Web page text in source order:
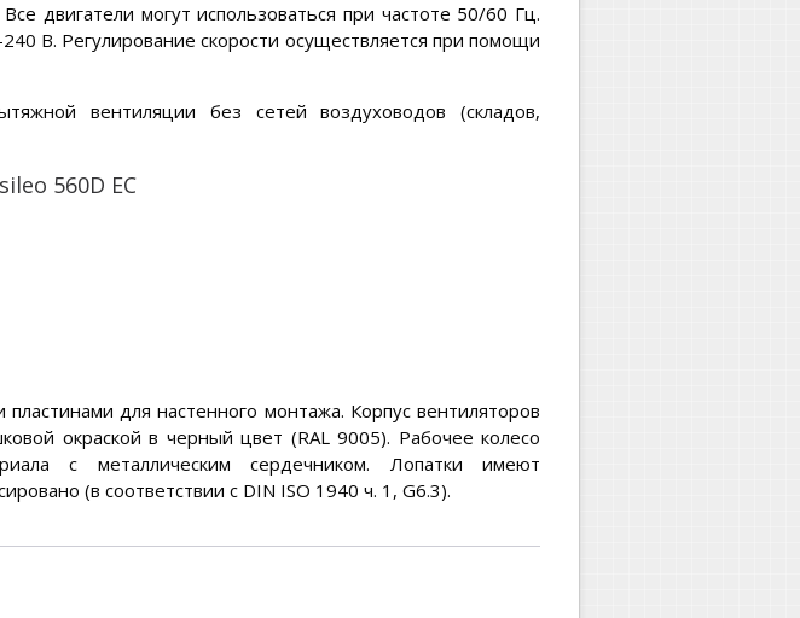
двигатели могут использоваться при частоте 50/60 Гц.
В. Регулирование скорости осуществляется при помощи
вентиляции без сетей воздуховодов (складов,
560D EC
для настенного монтажа. Корпус вентиляторов
окраской в черный цвет (RAL 9005). Рабочее колесо
с металлическим сердечником. Лопатки имеют
(в соответствии с DIN ISO 1940 ч. 1, G6.3).